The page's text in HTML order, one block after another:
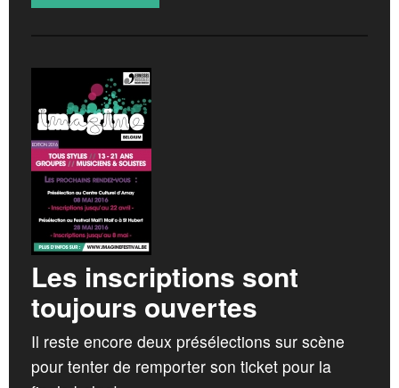
Les inscriptions sont
toujours ouvertes
Il reste encore deux présélections sur scène
pour tenter de remporter son ticket pour la